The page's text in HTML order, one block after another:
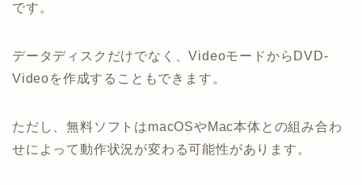
です。
データディスクだけでなく、VideoモードからDVD-
Videoを作成することもできます。
ただし、無料ソフトはmacOSやMac本体との組み合わ
せによって動作状況が変わる可能性があります。